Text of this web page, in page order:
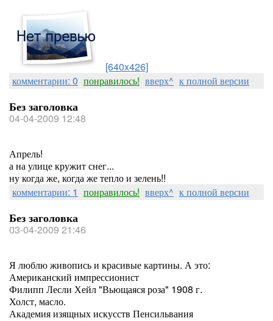
[640x426]
комментарии: 0 понравилось! вверх^ к полной версии
Без заголовка
04-04-2009 12:48
Апрель!
а на улице кружит снег...
ну когда же, когда же тепло и зелень!!
комментарии: 1 понравилось! вверх^ к полной версии
Без заголовка
03-04-2009 21:46
Я люблю живопись и красивые картины. А это:
Американский импрессионист
Филипп Лесли Хейл "Вьющаяся роза" 1908 г.
Холст, масло.
Академия изящных искусств Пенсильвания